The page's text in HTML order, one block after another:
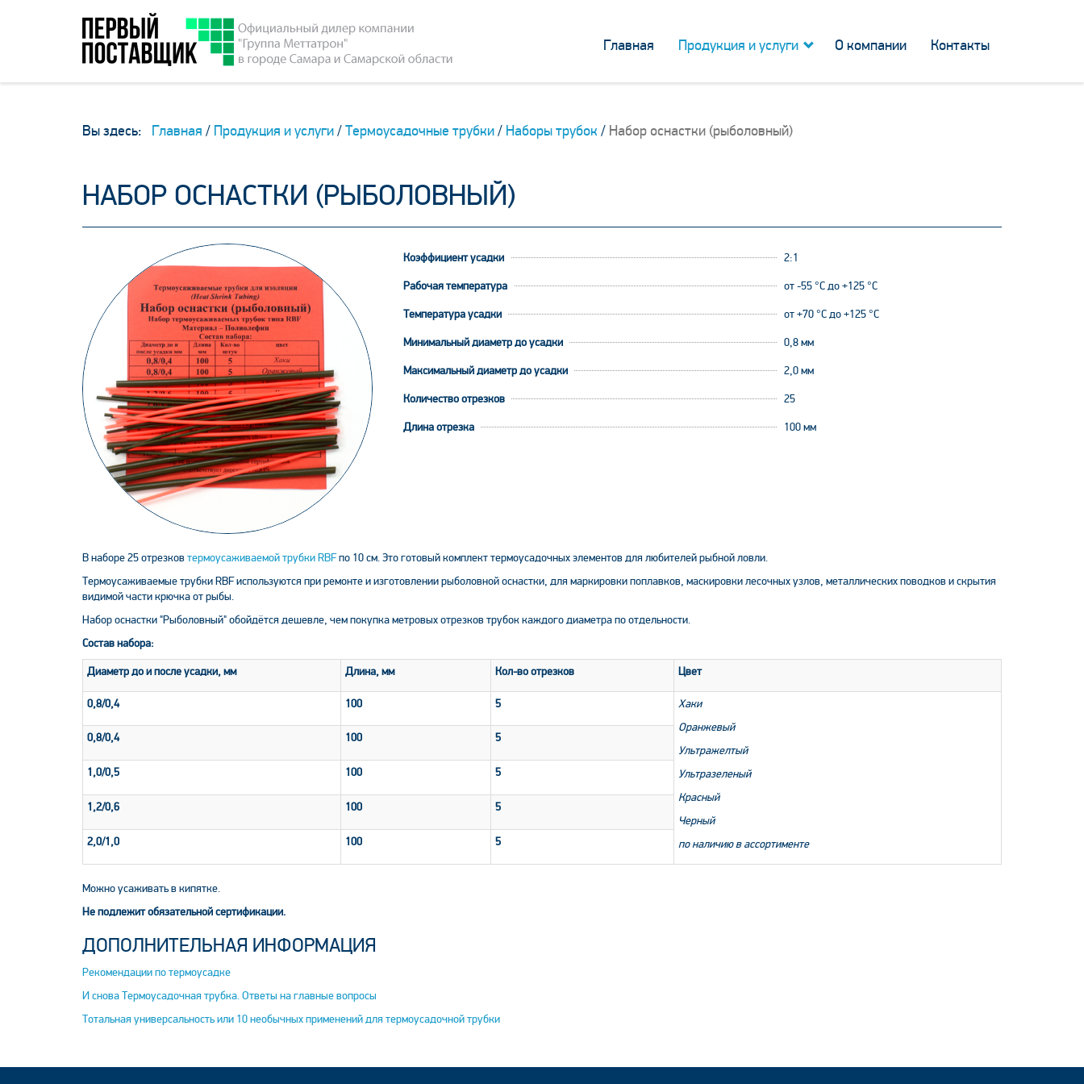
Главная Продукция и услуги О компании Контакты
Вы здесь: Главная / Продукция и услуги/Термоусадочные трубки/ Наборы трубок / Набор оснастки (рыболовный)
НАБОР ОСНАСТКИ (РЫБОЛОВНЫЙ)
Коэффициент усадки 2:1
Рабочая температура от -55 °C до +125 °C
Температура усадки от +70 °С до +125 °С
Минимальный диаметр до усадки 0,8 мм
Максимальный диаметр до усадки 2,0 мм
Количество отрезков 25
Длина отрезка 100 мм
В наборе 25 отрезков термоусаживаемой трубки RBFпо 10 см. Это готовый комплект термоусадочных элементов для любителей рыбной ловли.
Термоусаживаемые трубки RBF используются при ремонте и изготовлении рыболовной оснастки, для маркировки поплавков, маскировки лесочных узлов, металлических поводков и скрытия
видимой части крючка от рыбы.
Набор оснастки "Рыболовный" обойдётся дешевле, чем покупка метровых отрезков трубок каждого диаметра по отдельности.
Состав набора:
Диаметр до и после усадки, мм Длина, мм Кол-во отрезков Цвет
0,8/0,4 100 5
Хаки
Оранжевый
Ультражелтый
Ультразеленый
Красный
Черный
по наличию в ассортименте
0,8/0,4 100 5
1,0/0,5 100 5
1,2/0,6 100 5
2,0/1,0 100 5
Можно усаживать в кипятке.
Не подлежит обязательной сертификации.
ДОПОЛНИТЕЛЬНАЯ ИНФОРМАЦИЯ
Рекомендации по термоусадке
И снова Термоусадочная трубка. Ответы на главные вопросы
Тотальная универсальность или 10 необычных применений для термоусадочной трубки